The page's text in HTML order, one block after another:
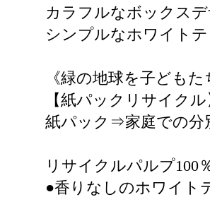
カラフルなボックス
シンプルなホワイト
《緑の地球を子どもた
【紙パックリサイクル
紙パック⇒家庭での
リサイクルパルプ100
●香りなしのホワイト